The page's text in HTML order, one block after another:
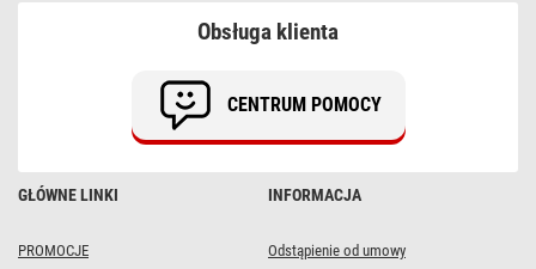
GŁÓWNE LINKI
PROMOCJE
INFORMACJA
Odstąpienie od umowy
Obsługa klienta
CENTRUM POMOCY